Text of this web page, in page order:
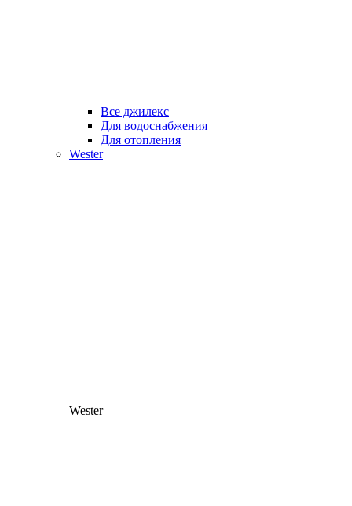
Все джилекс
Для водоснабжения
Для отопления
Wester
Wester